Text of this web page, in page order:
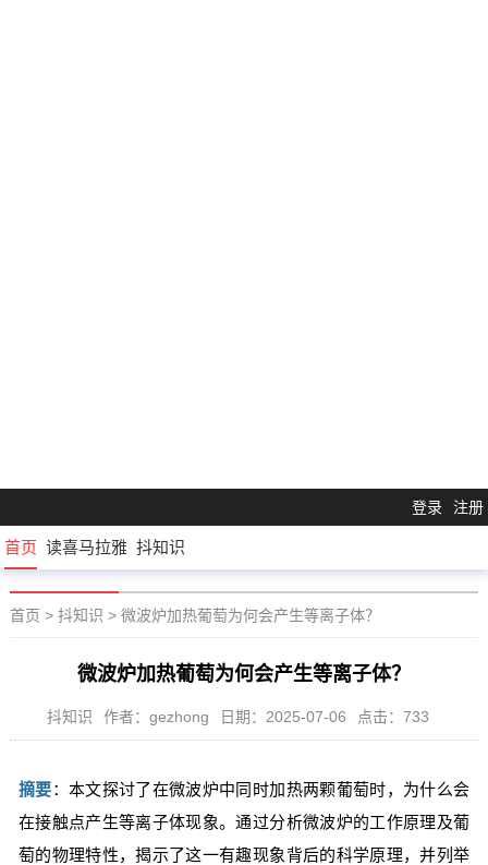
登录 注册
首页 读喜马拉雅 抖知识
首页 > 抖知识 > 微波炉加热葡萄为何会产生等离子体？
微波炉加热葡萄为何会产生等离子体？
抖知识 作者：gezhong 日期：2025-07-06 点击：733
摘要：本文探讨了在微波炉中同时加热两颗葡萄时，为什么会
在接触点产生等离子体现象。通过分析微波炉的工作原理及葡
萄的物理特性，揭示了这一有趣现象背后的科学原理，并列举